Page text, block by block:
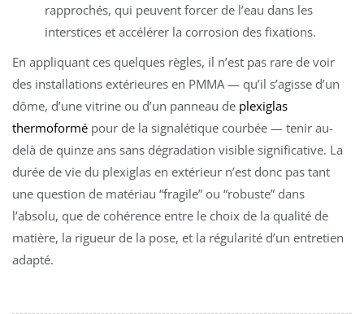
rapprochés, qui peuvent forcer de l’eau dans les
interstices et accélérer la corrosion des fixations.
En appliquant ces quelques règles, il n’est pas rare de voir
des installations extérieures en PMMA — qu’il s’agisse d’un
dôme, d’une vitrine ou d’un panneau de plexiglas
thermoformé pour de la signalétique courbée — tenir au-
delà de quinze ans sans dégradation visible significative. La
durée de vie du plexiglas en extérieur n’est donc pas tant
une question de matériau “fragile” ou “robuste” dans
l’absolu, que de cohérence entre le choix de la qualité de
matière, la rigueur de la pose, et la régularité d’un entretien
adapté.